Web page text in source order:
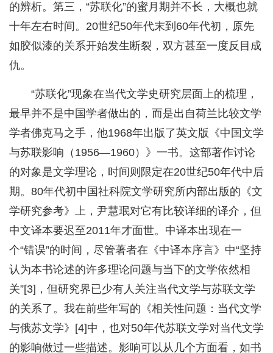
的辨析。第三，“苏联化”的蜜月期并不长，大概也就
十年左右时间。20世纪50年代末到60年代初，原先
如胶似漆的关系开始发生断裂，双方甚至一度反目成
仇。
“苏联化”现象在当代文学史研究层面上的梳理，
最早并不是中国学者做出的，而是出自荷兰比较文学
学者佛克马之手，他1968年出版了英文版《中国文学
与苏联影响（1956—1960）》一书。这部著作讨论
的对象是文学理论，时间则限定在20世纪50年代中后
期。80年代初中国社科院文学研究所内部出版的《文
学研究参考》上，尹慧珉对它有比较详细的译介，但
中文译本要迟至2011年才面世。中译本出现在一
个“错误”的时间，尽管著者在《中译本序言》中“坚持
认为本书论述的许多理论问题与当下的文学依然相
关”[3]，但研究界已少有人关注当代文学与苏联文学
的关系了。我在前些年写的《相关性问题：当代文学
与俄苏文学》[4]中，也对50年代苏联文学对当代文学
的影响做过一些描述。影响可以从几个方面看，如书